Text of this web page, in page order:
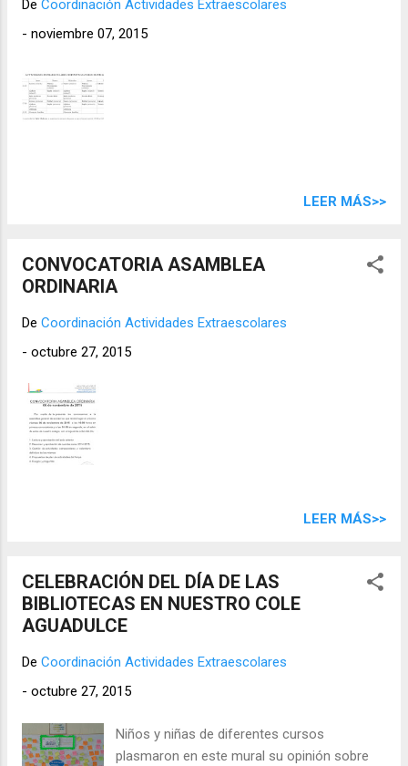
De Coordinación Actividades Extraescolares
- noviembre 07, 2015
LEER MÁS>>
CONVOCATORIA ASAMBLEA
ORDINARIA
De Coordinación Actividades Extraescolares
- octubre 27, 2015
LEER MÁS>>
CELEBRACIÓN DEL DÍA DE LAS
BIBLIOTECAS EN NUESTRO COLE
AGUADULCE
De Coordinación Actividades Extraescolares
- octubre 27, 2015
Niños y niñas de diferentes cursos
plasmaron en este mural su opinión sobre